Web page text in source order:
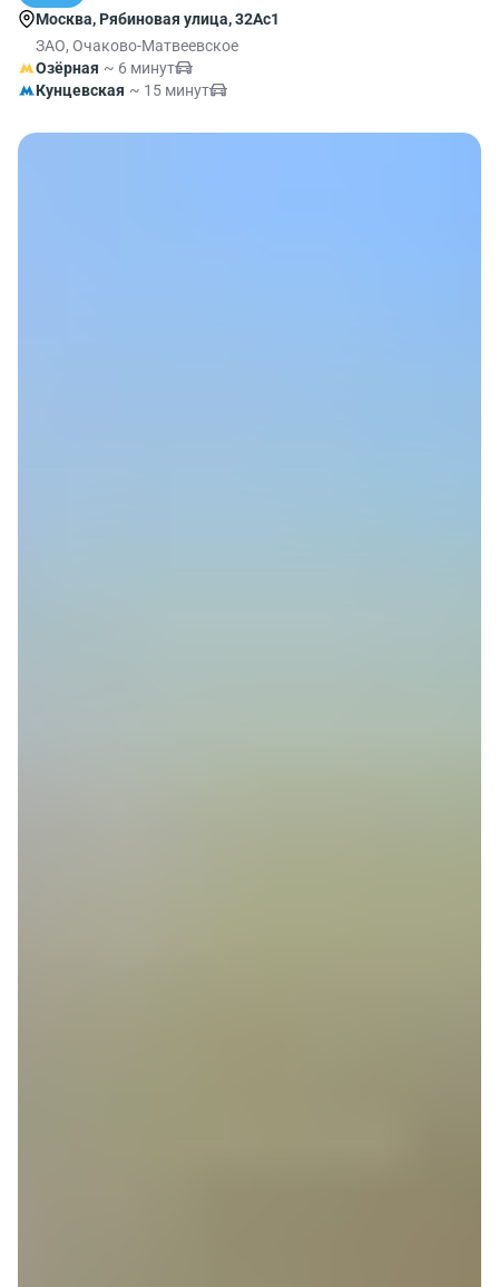
Москва, Рябиновая улица, 32Ас1
ЗАО, Очаково-Матвеевское
Озёрная ~ 6 минут
Кунцевская ~ 15 минут